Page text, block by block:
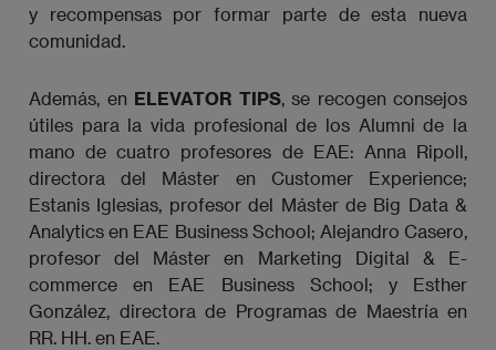
y recompensas por formar parte de esta nueva
comunidad.
Además, en ELEVATOR TIPS, se recogen consejos
útiles para la vida profesional de los Alumni de la
mano de cuatro profesores de EAE: Anna Ripoll,
directora del Máster en Customer Experience;
Estanis Iglesias, profesor del Máster de Big Data &
Analytics en EAE Business School; Alejandro Casero,
profesor del Máster en Marketing Digital & E-
commerce en EAE Business School; y Esther
González, directora de Programas de Maestría en
RR. HH. en EAE.